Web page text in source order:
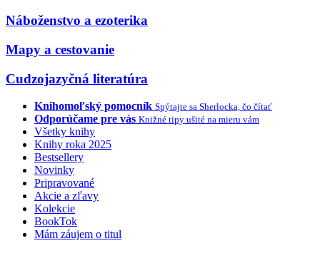
Náboženstvo a ezoterika
Mapy a cestovanie
Cudzojazyčná literatúra
Knihomoľský pomocník Spýtajte sa Sherlocka, čo čítať
Odporúčame pre vás Knižné tipy ušité na mieru vám
Všetky knihy
Knihy roka 2025
Bestsellery
Novinky
Pripravované
Akcie a zľavy
Kolekcie
BookTok
Mám záujem o titul